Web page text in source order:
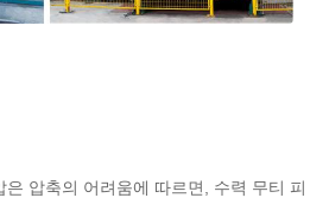
압축의 어려움에 따르면, 수력 무티 피